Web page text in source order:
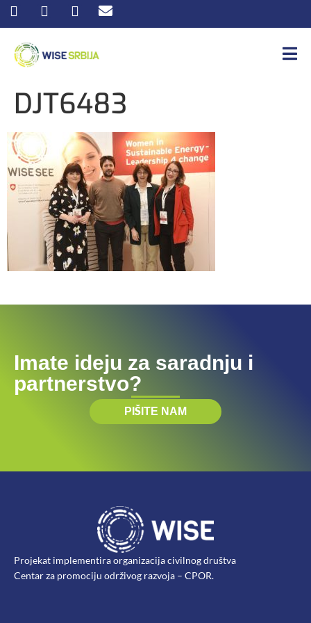
DJT6483
Imate ideju za saradnju i
partnerstvo?
PIŠITE NAM
Projekat implementira organizacija civilnog društva
Centar za promociju održivog razvoja – CPOR.